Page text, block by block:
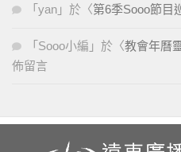
「 yan 」於〈第6季Sooo節目
「 Sooo小編 」於〈教會年曆
佈留言